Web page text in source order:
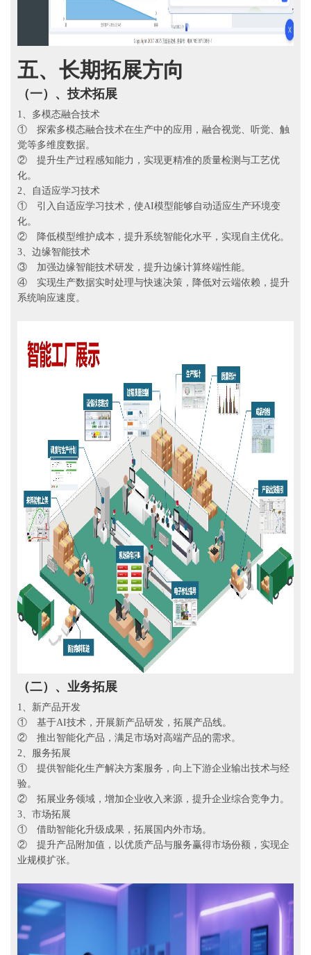
五、 长期拓展方向
（一）、 技术拓展
1、多模态融合技术
① 探索多模态融合技术在生产中的应用，融合视觉、听觉、触
觉等多维度数据。
② 提升生产过程感知能力，实现更精准的质量检测与工艺优
化。
2、自适应学习技术
① 引入自适应学习技术，使AI模型能够自动适应生产环境变
化。
② 降低模型维护成本，提升系统智能化水平，实现自主优化。
3、边缘智能技术
③ 加强边缘智能技术研发，提升边缘计算终端性能。
④ 实现生产数据实时处理与快速决策，降低对云端依赖，提升
系统响应速度。
（二）、 业务拓展
1、新产品开发
① 基于AI技术，开展新产品研发，拓展产品线。
② 推出智能化产品，满足市场对高端产品的需求。
2、服务拓展
① 提供智能化生产解决方案服务，向上下游企业输出技术与经
验。
② 拓展业务领域，增加企业收入来源，提升企业综合竞争力。
3、市场拓展
① 借助智能化升级成果，拓展国内外市场。
② 提升产品附加值，以优质产品与服务赢得市场份额，实现企
业规模扩张。